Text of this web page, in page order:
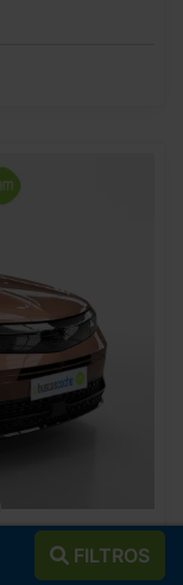
FILTROS
46.990
45.990 €